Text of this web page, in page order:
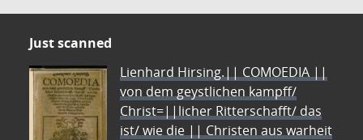
Just scanned
Lienhard Hirsing.|| COMOEDIA ||
von dem geystlichen kampff/
Christ=||licher Ritterschafft/ das
ist/ wie die || Christen aus warheit